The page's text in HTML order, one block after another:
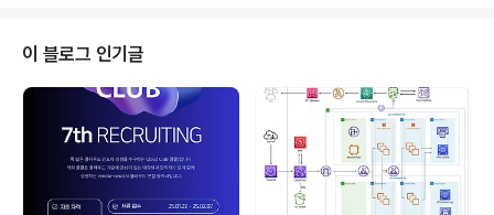
archText] = useState(); const [searchResult, set
SearchResult] = useState(); const handleSearch
TextChange =..
이 블로그 인기글